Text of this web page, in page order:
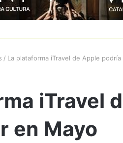
/ La plataforma iTravel de Apple
iTravel
en Mayo